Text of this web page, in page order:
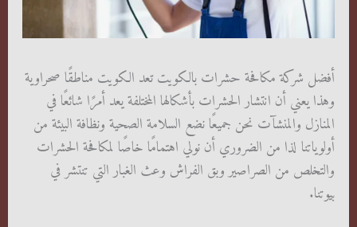
أفضل شركة مكافحة حشرات بالكويت تعد الكويت مناطقًا صحراوية
وهذا يعني أن انتشار الحشرات بأشكالها المختلفة يعد أمرًا شائعًا في
المنازل والمنشآت نحن جميعًا نضع السلامة الصحية ونظافة البيئة من
أولوياتنا لذا من الضروري أن نولي اهتمامًا خاصًا لمكافحة الحشرات
والتخلص من الصراصير وبق الفراش وعث الغبار التي تنتشر في
بيوتنا.